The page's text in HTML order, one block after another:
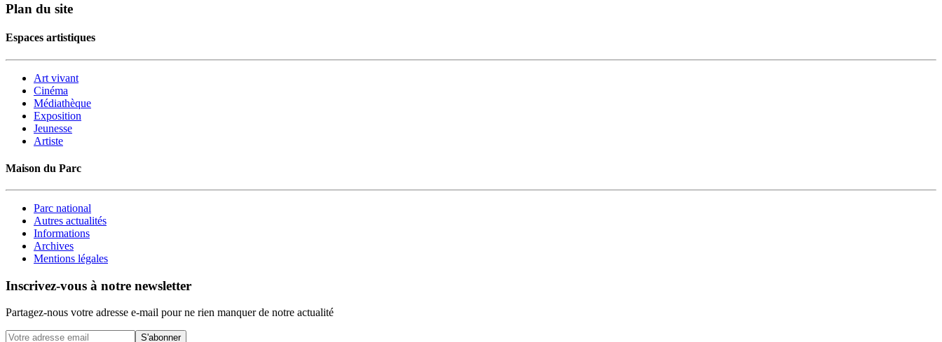
Plan du site
Espaces artistiques
Art vivant
Cinéma
Médiathèque
Exposition
Jeunesse
Artiste
Maison du Parc
Parc national
Autres actualités
Informations
Archives
Mentions légales
Inscrivez-vous à notre newsletter
Partagez-nous votre adresse e-mail pour ne rien manquer de notre actualité
S'abonner